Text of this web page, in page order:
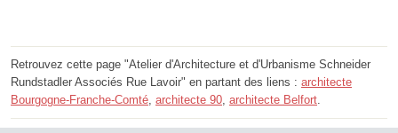
Retrouvez cette page "Atelier d'Architecture et d'Urbanisme Schneider
Rundstadler Associés Rue Lavoir" en partant des liens : architecte
Bourgogne-Franche-Comté architecte 90 architecte Belfort